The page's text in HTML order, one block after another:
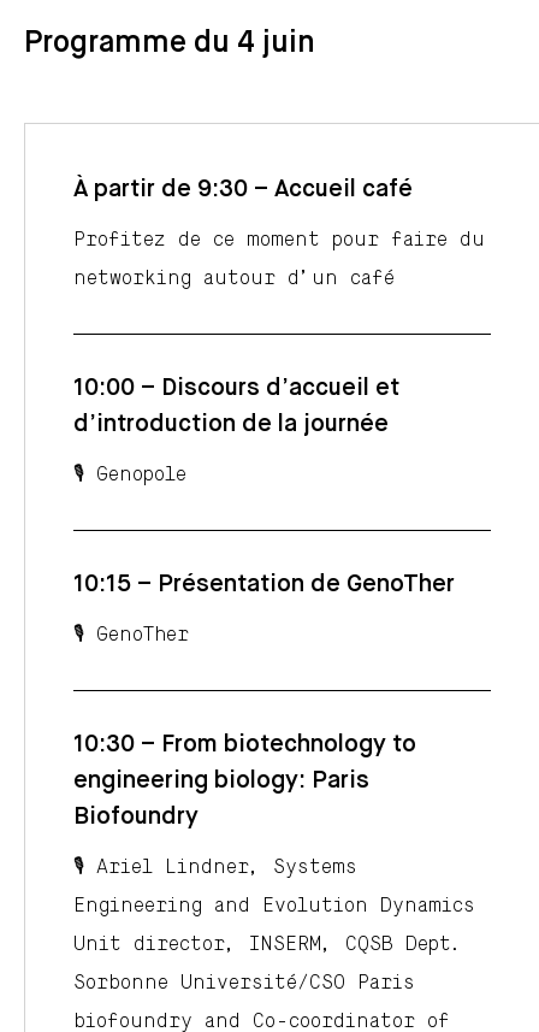
Programme du 4 juin
À partir de 9:30 – Accueil café
Profitez de ce moment pour faire du
networking autour d’un café
10:00 – Discours d’accueil et
d’introduction de la journée
🎙️ Genopole
10:15 – Présentation de GenoTher
🎙️ GenoTher
10:30 – From biotechnology to
engineering biology: Paris
Biofoundry
🎙️ Ariel Lindner, Systems
Engineering and Evolution Dynamics
Unit director, INSERM, CQSB Dept.
Sorbonne Université/CSO Paris
biofoundry and Co-coordinator of